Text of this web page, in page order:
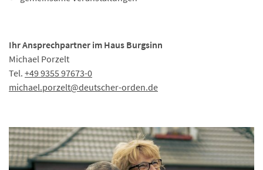
Ihr Ansprechpartner im Haus Burgsinn
Michael Porzelt
Tel. +49 9355 97673-0
michael.porzelt@deutscher-orden.de